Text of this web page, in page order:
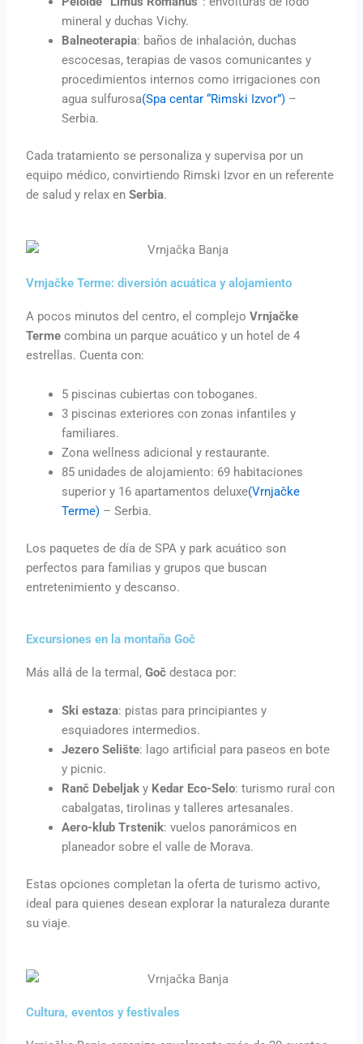
mineral y duchas Vichy.
Balneoterapia: baños de inhalación, duchas
escocesas, terapias de vasos comunicantes y
procedimientos internos como irrigaciones con
agua sulfurosa(Spa centar “Rimski Izvor”) –
Serbia.
Cada tratamiento se personaliza y supervisa por un
equipo médico, convirtiendo Rimski Izvor en un referente
de salud y relax enSerbia.
Vrnjačke Terme: diversión acuática y alojamiento
A pocos minutos del centro, el complejoVrnjačke
Terme combina un parque acuático y un hotel de 4
estrellas. Cuenta con:
5 piscinas cubiertas con toboganes.
3 piscinas exteriores con zonas infantiles y
familiares.
Zona wellness adicional y restaurante.
85 unidades de alojamiento: 69 habitaciones
superior y 16 apartamentos deluxe(Vrnjačke
Terme) – Serbia.
Los paquetes de día de SPA y park acuático son
perfectos para familias y grupos que buscan
entretenimiento y descanso.
Excursiones en la montaña Goč
Más allá de la termal,Goč destaca por:
Ski estaza: pistas para principiantes y
esquiadores intermedios.
Jezero Selište: lago artificial para paseos en bote
y picnic.
Ranč Debeljak y Kedar Eco-Selo: turismo rural con
cabalgatas, tirolinas y talleres artesanales.
Aero-klub Trstenik: vuelos panorámicos en
planeador sobre el valle de Morava.
Estas opciones completan la oferta de turismo activo,
ideal para quienes desean explorar la naturaleza durante
su viaje.
Cultura, eventos y festivales